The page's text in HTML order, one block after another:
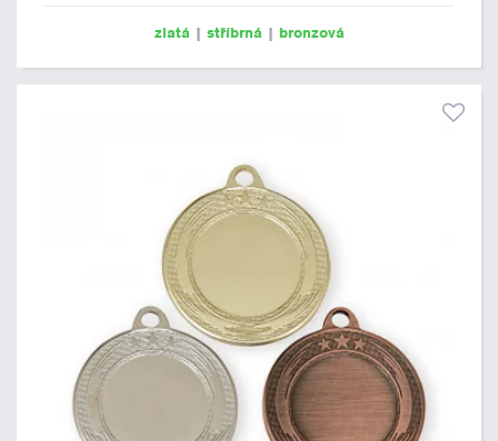
zlatá | stříbrná | bronzová